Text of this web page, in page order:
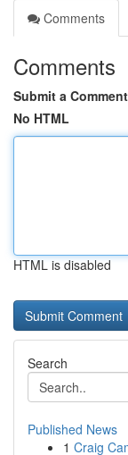
Comments
Comments
Submit a Comment
No HTML
HTML is disabled
Search
Published News
1 Craig